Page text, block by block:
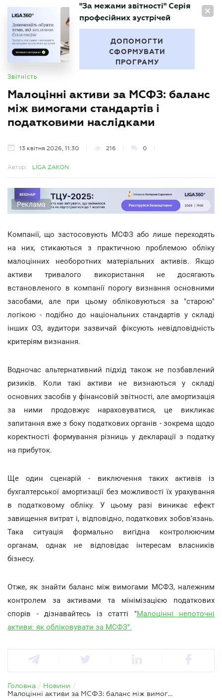
UA
БУХГАЛТЕР
"За межами звітності" Серія
професійних зустрічей
ДОПОМОГТИ
СФОРМУВАТИ
ПРОГРАМУ
Звітність
Малоцінні активи за МСФЗ: баланс
між вимогами стандартів і
податковими наслідками
13 квітня 2026, 11:30 216 0
Автор: LIGA ZAKON
Реклама
Компанії, що застосовують МСФЗ або лише переходять
на них, стикаються з практичною проблемою обліку
малоцінних необоротних матеріальних активів. Якщо
активи тривалого використання не досягають
встановленого в компанії порогу визнання основними
засобами, але при цьому обліковуються за "старою"
логікою - подібно до національних стандартів у складі
інших ОЗ, аудитори зазвичай фіксують невідповідність
критеріям визнання.
Водночас альтернативний підхід також не позбавлений
ризиків. Коли такі активи не визнаються у складі
основних засобів у фінансовій звітності, але амортизація
за ними продовжує нараховуватися, це викликає
запитання вже з боку податкових органів - зокрема щодо
коректності формування різниць у декларації з податку
на прибуток.
Ще один сценарій - виключення таких активів із
бухгалтерської амортизації без можливості їх урахування
в податковому обліку. У цьому разі виникає ефект
завищення витрат і, відповідно, податкових зобов'язань.
Така ситуація формально вигідна контролюючим
органам, однак не відповідає інтересам власників
бізнесу.
Отже, як знайти баланс між вимогами МСФЗ, належним
контролем за активами та мінімізацією податкових
спорів - дізнавайтесь із статті "Малоцінні непоточні
активи: як обліковувати за МСФЗ".
Головна / Новини /
Малоцінні активи за МСФЗ: баланс між вимогами стандартів і податковими наслідками